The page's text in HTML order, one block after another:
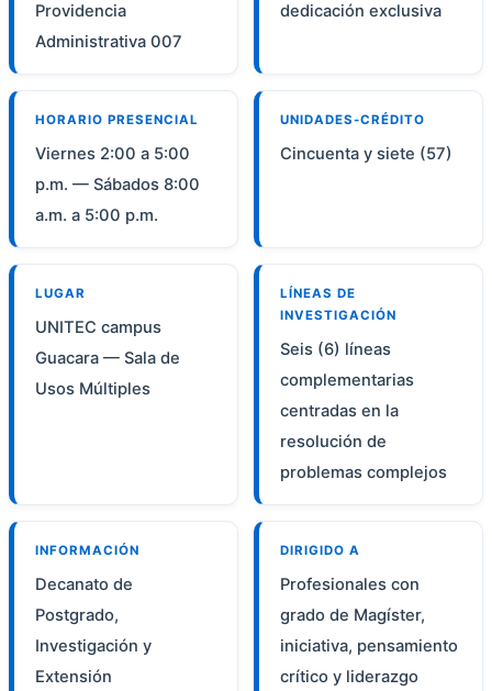
Providencia
Administrativa 007
dedicación exclusiva
HORARIO PRESENCIAL
Viernes 2:00 a 5:00
p.m. — Sábados 8:00
a.m. a 5:00 p.m.
UNIDADES-CRÉDITO
Cincuenta y siete (57)
LUGAR
UNITEC campus
Guacara — Sala de
Usos Múltiples
LÍNEAS DE
INVESTIGACIÓN
Seis (6) líneas
complementarias
centradas en la
resolución de
problemas complejos
INFORMACIÓN
Decanato de
Postgrado,
Investigación y
Extensión
DIRIGIDO A
Profesionales con
grado de Magíster,
iniciativa, pensamiento
crítico y liderazgo